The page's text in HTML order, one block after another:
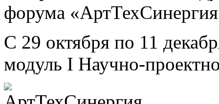
форума
С 29 октября по 11
модуль I Научно-